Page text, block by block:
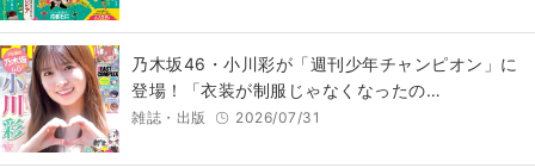
乃木坂46・小川彩が「週刊少年チャンピオン」に
登場！「衣装が制服じゃなくなったの…
雑誌・出版 2026/07/31